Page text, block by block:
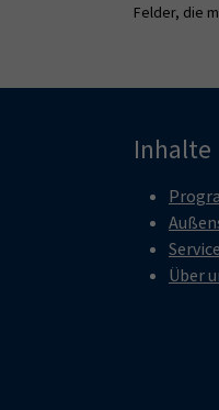
Felder, die
Inhalte
Über